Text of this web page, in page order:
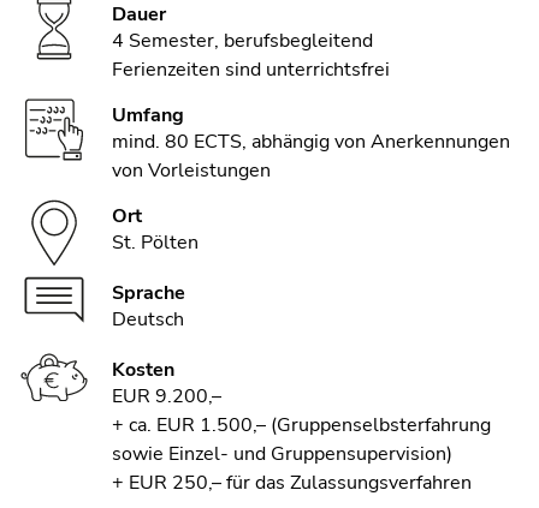
Dauer
4 Semester, berufsbegleitend
Ferienzeiten sind unterrichtsfrei
Umfang
mind. 80 ECTS, abhängig von Anerkennungen
von Vorleistungen
Ort
St. Pölten
Sprache
Deutsch
Kosten
EUR 9.200,–
+ ca. EUR 1.500,– (Gruppenselbsterfahrung
sowie Einzel- und Gruppensupervision)
+ EUR 250,– für das Zulassungsverfahren